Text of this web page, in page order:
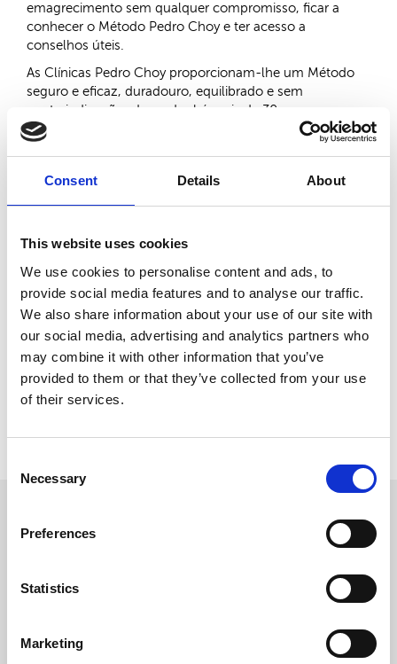
Consent Details About
This website uses cookies
We use cookies to personalise content and ads, to
provide social media features and to analyse our traffic.
We also share information about your use of our site with
our social media, advertising and analytics partners who
may combine it with other information that you’ve
provided to them or that they’ve collected from your use
of their services.
Selection
Necessary
Preferences
Statistics
Marketing
emagrecimento sem qualquer compromisso, ficar a
conhecer o Método Pedro Choy e ter acesso a
conselhos úteis.
As Clínicas Pedro Choy proporcionam-lhe um Método
seguro e eficaz, duradouro, equilibrado e sem
contraindicações. Inovador há mais de 30 anos
em Portugal e com elevado grau de qualidade e
Adaptado a cada pessoa, o nosso método oferece
Partilhar:
Artigos Relacionados:
Sem artigos relacionados
Voltar